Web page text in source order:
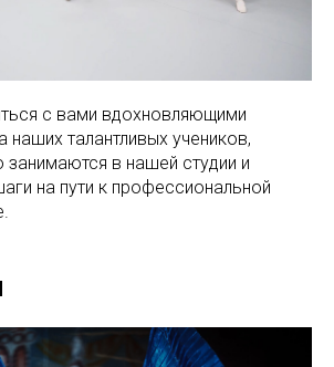
с вами вдохновляющими
наших талантливых учеников,
занимаются в нашей студии и
на пути к профессиональной